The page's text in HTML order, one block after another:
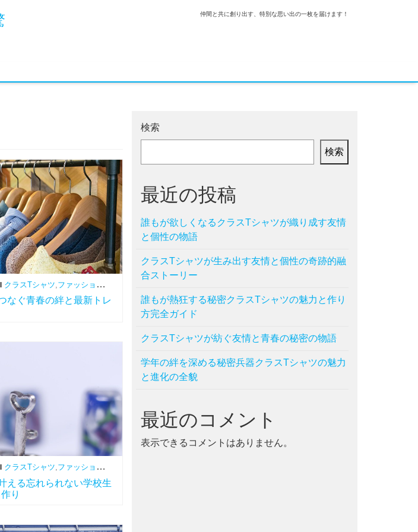
仲間と共に創り出す、特別な思い出の一枚を届けます！
クラスTシャツ ファッション（アパレル関連）
なぐ青春の絆と最新トレ
クラスTシャツ,ファッション（アパレル関連）
える忘れられない学校生
り
検索
検索
最近の投稿
誰もが欲しくなるクラスTシャツが織り成す友情
と個性の物語
クラスTシャツが生み出す友情と個性の奇跡的融
合ストーリー
誰もが熱狂する秘密クラスTシャツの魅力と作り
方完全ガイド
クラスTシャツが紡ぐ友情と青春の秘密の物語
学年の絆を深める秘密兵器クラスTシャツの魅力
と進化の全貌
最近のコメント
表示できるコメントはありません。